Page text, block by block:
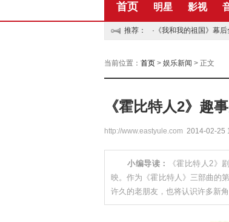
首页 明星 影视
推荐： · 《我和我的祖国》幕
当前位置： 首页 > 娱乐新闻 > 正文
《霍比特人2》趣
http://www.eastyule.com 2014-02-25
小编导读：
《霍比特人2
映。作为《霍比特人》三部曲的
许久的老朋友，也将认识许多新